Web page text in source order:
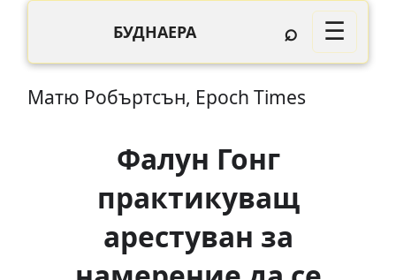
БУДНАЕРА ⌕ ☰
Матю Робъртсън, Epoch Times
Фалун Гонг
практикуващ
арестуван за